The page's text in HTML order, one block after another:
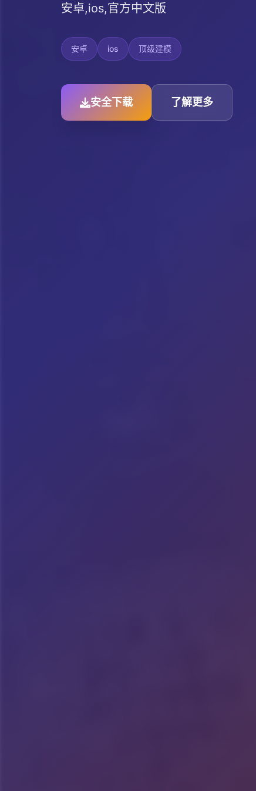
安卓,ios,官方中文版
安卓 ios 顶级建模
安全下载 了解更多